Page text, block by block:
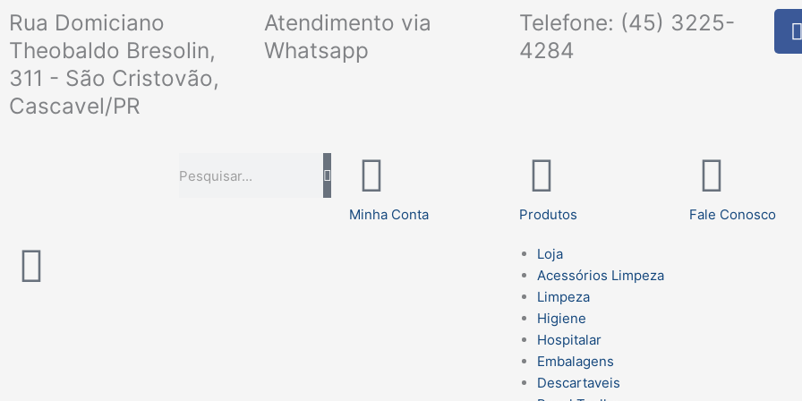
para
conteúdo
Rua Domiciano
Theobaldo Bresolin,
311 - São Cristovão,
Cascavel/PR
Atendimento via
Whatsapp
Telefone: (45) 3225-
4284
F
a
Minha Conta Produtos Fale Conosco
Loja
Acessórios Limpeza
Limpeza
Higiene
Hospitalar
Embalagens
Descartaveis